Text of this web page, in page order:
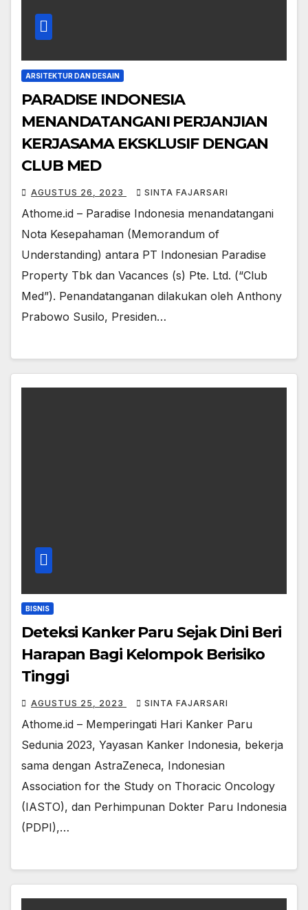
ARSITEKTUR DAN DESAIN
PARADISE INDONESIA
MENANDATANGANI PERJANJIAN
KERJASAMA EKSKLUSIF DENGAN
CLUB MED
AGUSTUS 26, 2023 SINTA FAJARSARI
Athome.id – Paradise Indonesia menandatangani
Nota Kesepahaman (Memorandum of
Understanding) antara PT Indonesian Paradise
Property Tbk dan Vacances (s) Pte. Ltd. (“Club
Med”). Penandatanganan dilakukan oleh Anthony
Prabowo Susilo, Presiden…
BISNIS
Deteksi Kanker Paru Sejak Dini Beri
Harapan Bagi Kelompok Berisiko
Tinggi
AGUSTUS 25, 2023 SINTA FAJARSARI
Athome.id – Memperingati Hari Kanker Paru
Sedunia 2023, Yayasan Kanker Indonesia, bekerja
sama dengan AstraZeneca, Indonesian
Association for the Study on Thoracic Oncology
(IASTO), dan Perhimpunan Dokter Paru Indonesia
(PDPI),…